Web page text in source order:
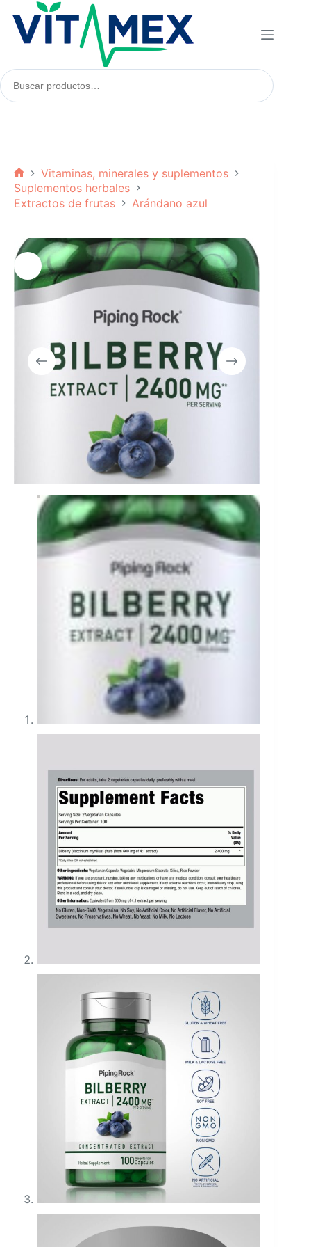
contenido
Buscar
productos:
Inicio
Vitaminas, minerales y suplementos
Suplementos herbales
Extractos de frutas
Arándano azul